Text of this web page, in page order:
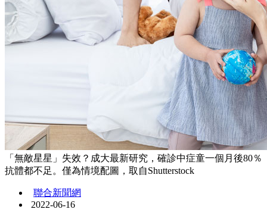
「無敵星星」失效？成大最新研究，確診中症童一個月後80％
抗體都不足。僅為情境配圖，取自Shutterstock
聯合新聞網
2022-06-16